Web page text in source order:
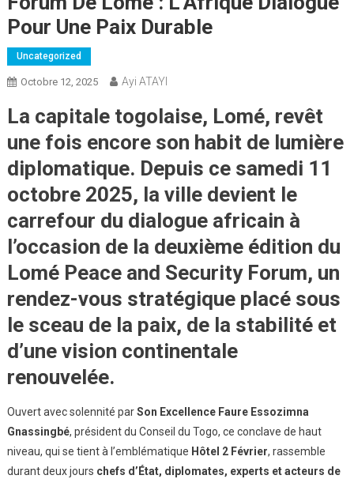
Pour Une Paix Durable
Uncategorized
Octobre 12, 2025 Ayi ATAYI
La capitale togolaise, Lomé, revêt
une fois encore son habit de lumière
diplomatique. Depuis ce samedi 11
octobre 2025, la ville devient le
carrefour du dialogue africain à
l’occasion de la deuxième édition du
Lomé Peace and Security Forum, un
rendez-vous stratégique placé sous
le sceau de la paix, de la stabilité et
d’une vision continentale
renouvelée.
Ouvert avec solennité parSon Excellence Faure Essozimna
Gnassingbé, président du Conseil du Togo, ce conclave de haut
niveau, qui se tient à l’emblématique Hôtel 2 Février, rassemble
durant deux jours chefs d’État, diplomates, experts et acteurs de